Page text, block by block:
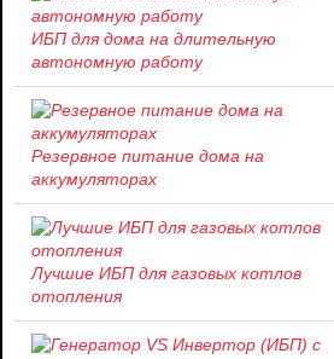
ИБП для дома на длительную
автономную работу
Резервное питание дома на
аккумуляторах
Лучшие ИБП для газовых котлов
отопления